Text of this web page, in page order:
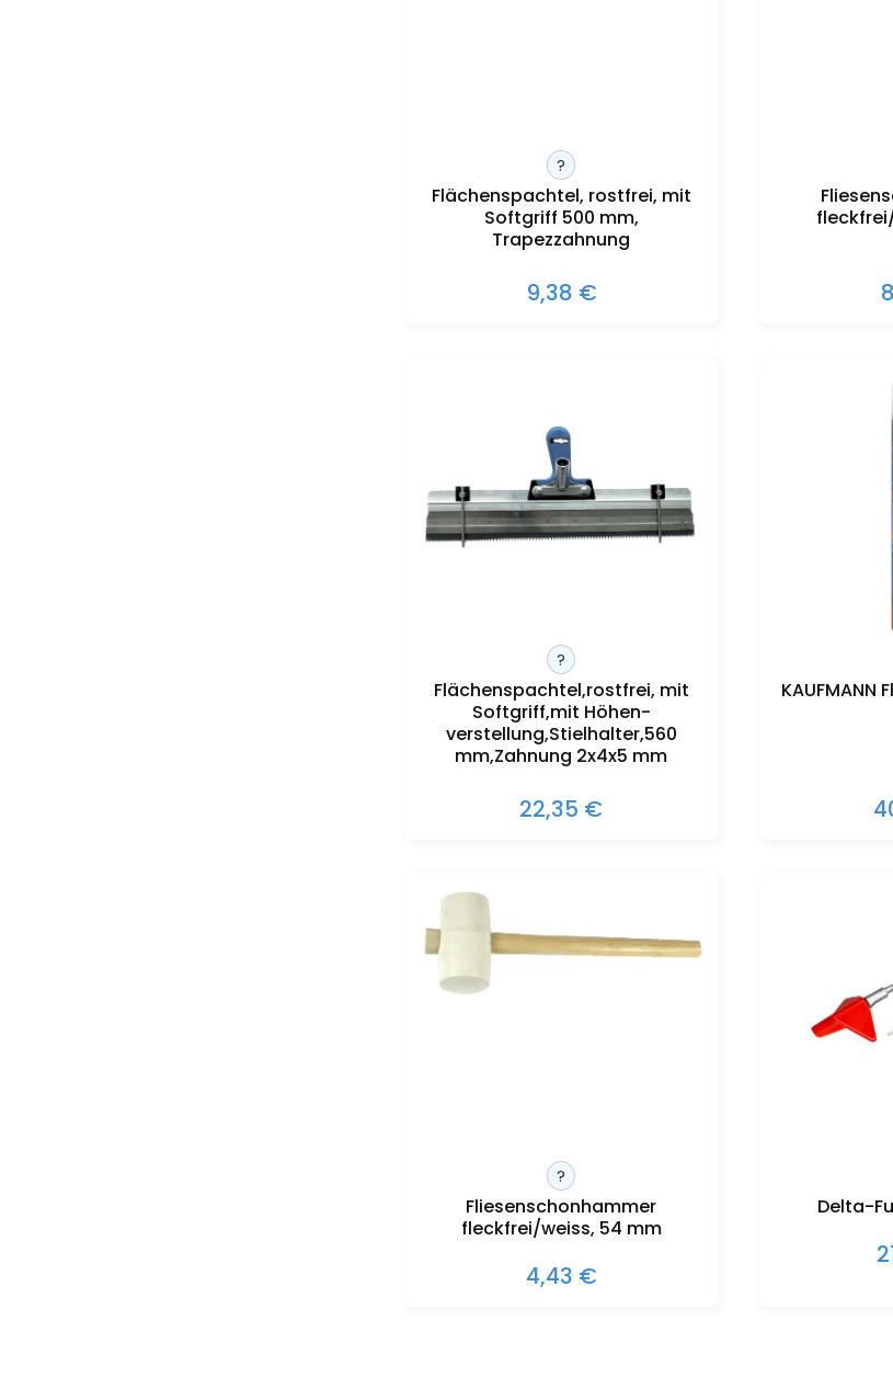
?
Flächenspachtel, rostfrei, mit
Softgriff 500 mm,
Trapezzahnung
9,38 €
?
Flächenspachtel,rostfrei, mit
Softgriff,mit Höhen-
verstellung,Stielhalter,560
mm,Zahnung 2x4x5 mm
22,35 €
KAUFMANN
?
Fliesenschonhammer
fleckfrei/weiss, 54 mm
4,43 €
Delta-